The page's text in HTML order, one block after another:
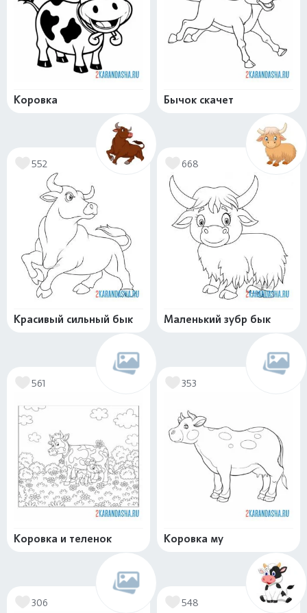
Коровка Бычок скачет
552
Красивый сильный бык
668
Маленький зубр бык
561
Коровка и теленок
353
Коровка му
306 548